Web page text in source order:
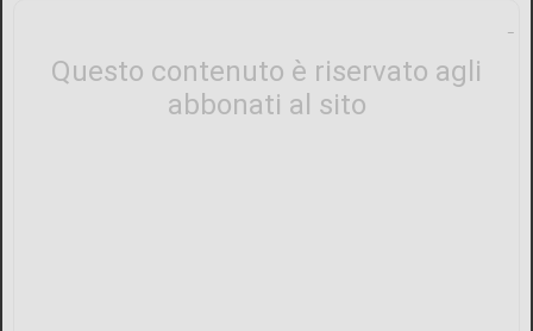
Questo contenuto è riservato agli
abbonati al sito